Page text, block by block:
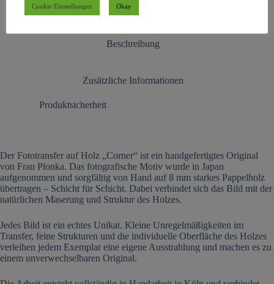
Beschreibung
Zusätzliche Informationen
Produktsicherheit
Der Fototransfer auf Holz „Corner“ ist ein handgefertigtes Original
von Frau Plonka. Das fotografische Motiv wurde in Japan
aufgenommen und sorgfältig von Hand auf 8 mm starkes Pappelholz
übertragen – Schicht für Schicht. Dabei verbindet sich das Bild mit der
natürlichen Maserung und Struktur des Holzes.
Jedes Bild ist ein echtes Unikat. Kleine Unregelmäßigkeiten im
Transfer, feine Strukturen und die individuelle Oberfläche des Holzes
verleihen jedem Exemplar eine eigene Ausstrahlung und machen es zu
einem unverwechselbaren Original.
Cookie Einstellungen Okay